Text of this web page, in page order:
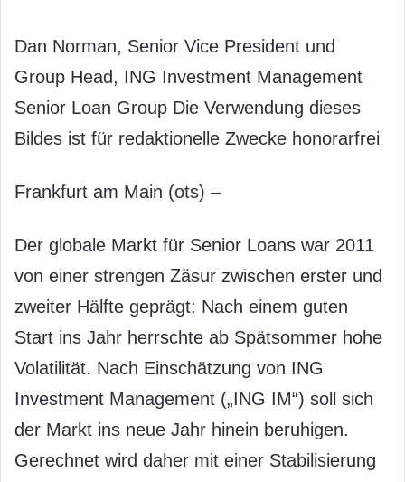
Dan Norman, Senior Vice President und
Group Head, ING Investment Management
Senior Loan Group Die Verwendung dieses
Bildes ist für redaktionelle Zwecke honorarfrei
Frankfurt am Main (ots) –
Der globale Markt für Senior Loans war 2011
von einer strengen Zäsur zwischen erster und
zweiter Hälfte geprägt: Nach einem guten
Start ins Jahr herrschte ab Spätsommer hohe
Volatilität. Nach Einschätzung von ING
Investment Management („ING IM“) soll sich
der Markt ins neue Jahr hinein beruhigen.
Gerechnet wird daher mit einer Stabilisierung